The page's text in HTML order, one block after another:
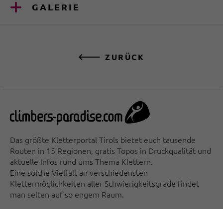
GALERIE
ZURÜCK
Das größte Kletterportal Tirols bietet euch tausende
Routen in 15 Regionen, gratis Topos in Druckqualität und
aktuelle Infos rund ums Thema Klettern.
Eine solche Vielfalt an verschiedensten
Klettermöglichkeiten aller Schwierigkeitsgrade findet
man selten auf so engem Raum.